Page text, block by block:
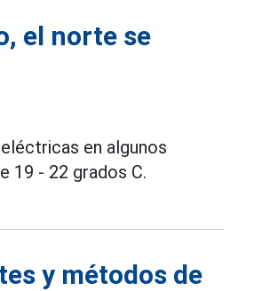
el norte se
en algunos
19 - 22 grados C.
y métodos de